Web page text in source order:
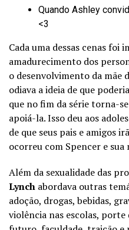
Quando Ashley
<3
Cada uma dessas cenas foi
amadurecimento dos
o desenvolvimento da
odiava a ideia de que
que no fim da série torna-
apoiá-la. Isso deu aos
de que seus pais e amigos
ocorreu com Spencer e sua
Além da sexualidade das
Lynch abordava outras
adoção, drogas, bebidas,
violência nas escolas, porte